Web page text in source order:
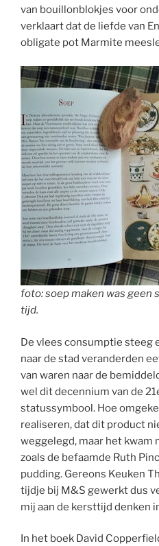
van bouillonblokjes voor
verklaart dat de liefde van
obligate pot Marmite
foto: soep maken was geen
tijd.
De vlees consumptie steeg
naar de stad veranderden
van waren naar de
wel dit decennium van de
statussymbool. Hoe
realiseren, dat dit product
weggelegd, maar het kwam
zoals de befaamde Ruth
pudding. Gereons Keuken
tijdje bij M&S gewerkt dus
mij aan de kersttijd denken
In het boek David